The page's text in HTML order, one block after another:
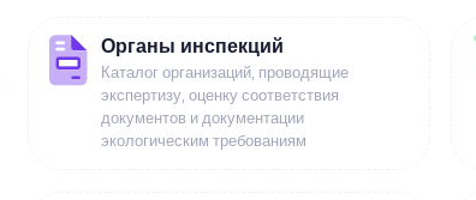
Органы инспекций
Каталог организаций, проводящие
экспертизу, оценку соответствия
документов и документации
экологическим требованиям